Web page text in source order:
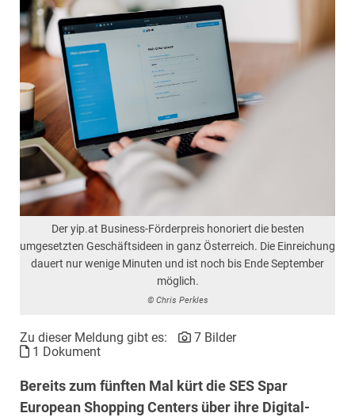
Der yip.at Business-Förderpreis honoriert die besten
umgesetzten Geschäftsideen in ganz Österreich. Die Einreichung
dauert nur wenige Minuten und ist noch bis Ende September
möglich.
© Chris Perkles
Zu dieser Meldung gibt es:
7 Bilder
1 Dokument
Bereits zum fünften Mal kürt die SES Spar
European Shopping Centers über ihre Digital-